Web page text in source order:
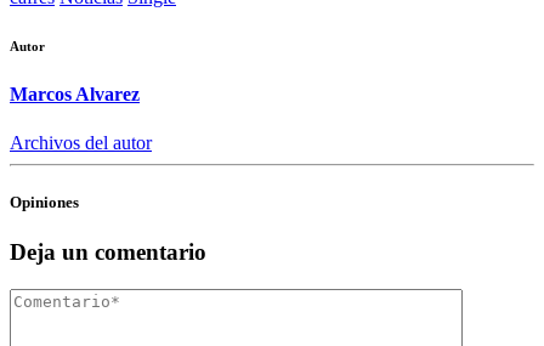
Autor
Marcos Alvarez
Archivos del autor
Opiniones
Deja un comentario